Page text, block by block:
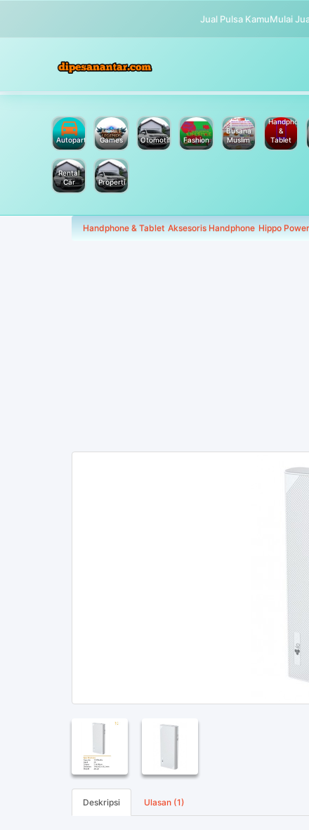
Jual Pulsa KamuMulai
Autoparts Games Otomotif Fashion
Busana
Muslim
Handphone
&
Tablet
Rental
Car
Properti
Handphone & Tablet Aksesoris Handphone Hippo
Deskripsi Ulasan (1)